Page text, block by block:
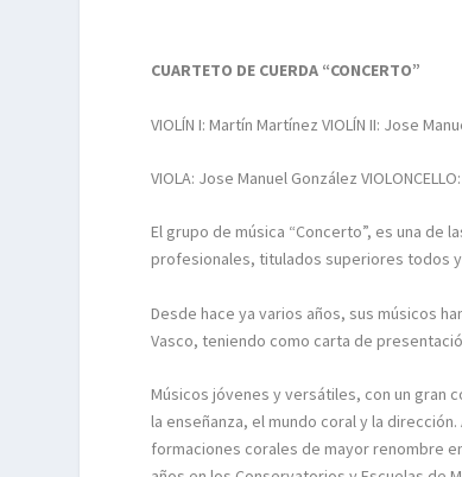
CUARTETO DE CUERDA “CONCERTO”
VIOLÍN I: Martín Martínez VIOLÍN II: Jose
VIOLA: Jose Manuel González
El grupo de música “Concerto”, es una de
profesionales, titulados superiores todos
Desde hace ya varios años, sus músicos
Vasco, teniendo como carta de
Músicos jóvenes y versátiles, con un gran
la enseñanza, el mundo coral y la
formaciones corales de mayor renombre